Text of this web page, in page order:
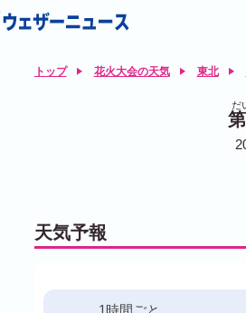
トップ 花火大会の天気 東北
だ
天気予報
1時間ごと